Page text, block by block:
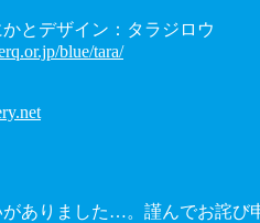
とデザイン：タラジロウ
blue/tara/
がありました…。謹んでお詫び